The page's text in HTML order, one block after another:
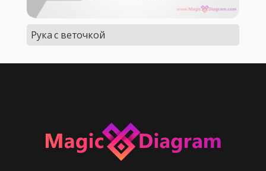
Рука с веточкой